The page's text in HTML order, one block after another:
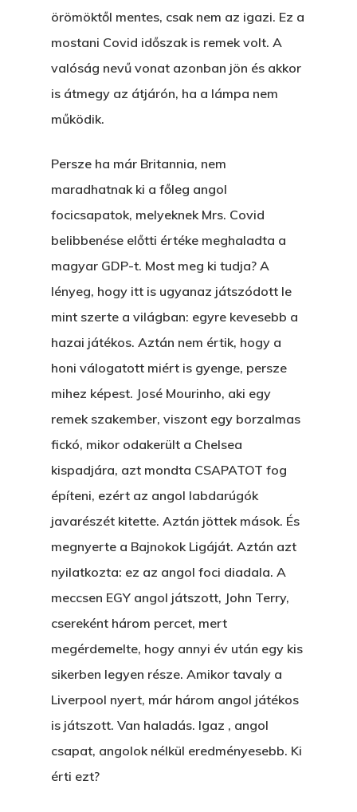
örömöktől mentes, csak nem az igazi. Ez a
mostani Covid időszak is remek volt. A
valóság nevű vonat azonban jön és akkor
is átmegy az átjárón, ha a lámpa nem
működik.
Persze ha már Britannia, nem
maradhatnak ki a főleg angol
focicsapatok, melyeknek Mrs. Covid
belibbenése előtti értéke meghaladta a
magyar GDP-t. Most meg ki tudja? A
lényeg, hogy itt is ugyanaz játszódott le
mint szerte a világban: egyre kevesebb a
hazai játékos. Aztán nem értik, hogy a
honi válogatott miért is gyenge, persze
mihez képest. José Mourinho, aki egy
remek szakember, viszont egy borzalmas
fickó, mikor odakerült a Chelsea
kispadjára, azt mondta CSAPATOT fog
építeni, ezért az angol labdarúgók
javarészét kitette. Aztán jöttek mások. És
megnyerte a Bajnokok Ligáját. Aztán azt
nyilatkozta: ez az angol foci diadala. A
meccsen EGY angol játszott, John Terry,
csereként három percet, mert
megérdemelte, hogy annyi év után egy kis
sikerben legyen része. Amikor tavaly a
Liverpool nyert, már három angol játékos
is játszott. Van haladás. Igaz , angol
csapat, angolok nélkül eredményesebb. Ki
érti ezt?